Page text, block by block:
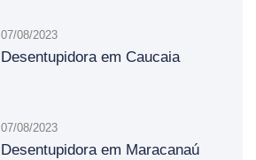
07/08/2023
Desentupidora em Caucaia
07/08/2023
Desentupidora em Maracanaú